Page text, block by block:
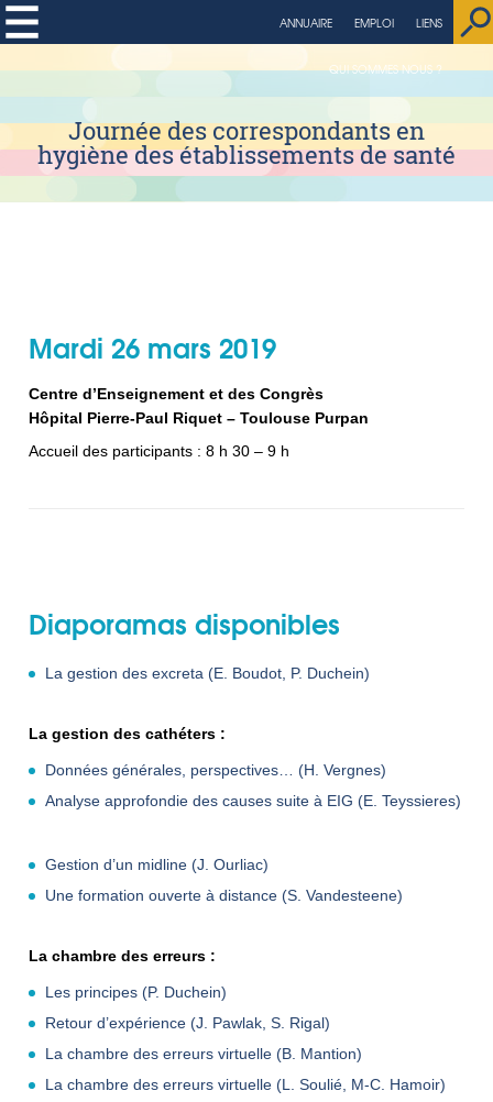
LIENS
EMPLOI
ANNUAIRE
QUI SOMMES NOUS ?
string(4) "page"
Journée des correspondants en
hygiène des établissements de santé
Mardi 26 mars 2019
Centre d’Enseignement et des Congrès
Hôpital Pierre-Paul Riquet – Toulouse Purpan
Accueil des participants : 8 h 30 – 9 h
Diaporamas disponibles
La gestion des excreta (E. Boudot, P. Duchein)
La gestion des cathéters :
Données générales, perspectives… (H. Vergnes)
Analyse approfondie des causes suite à EIG (E. Teyssieres)
Gestion d’un midline (J. Ourliac)
Une formation ouverte à distance (S. Vandesteene)
La chambre des erreurs :
Les principes (P. Duchein)
Retour d’expérience (J. Pawlak, S. Rigal)
La chambre des erreurs virtuelle (B. Mantion)
La chambre des erreurs virtuelle (L. Soulié, M-C. Hamoir)